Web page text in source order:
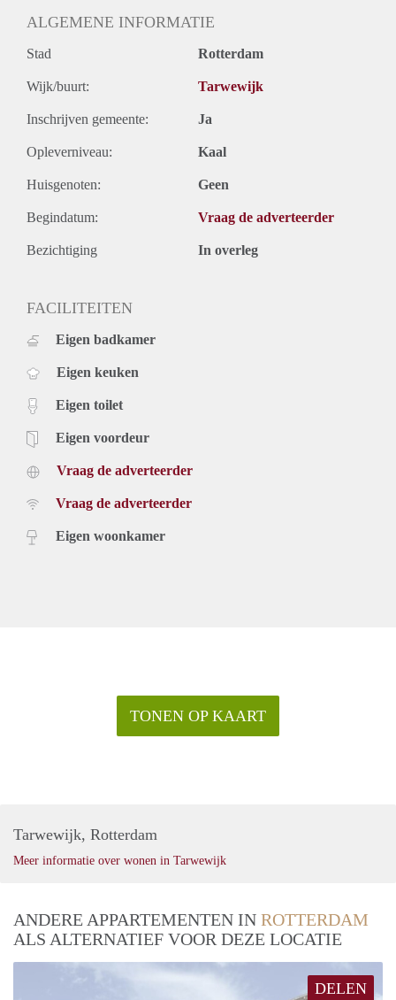
ALGEMENE INFORMATIE
Stad Rotterdam
Wijk/buurt: Tarwewijk
Inschrijven gemeente: Ja
Opleverniveau: Kaal
Huisgenoten: Geen
Begindatum: Vraag de adverteerder
Bezichtiging In overleg
FACILITEITEN
Eigen badkamer
Eigen keuken
Eigen toilet
Eigen voordeur
Vraag de adverteerder
Vraag de adverteerder
Eigen woonkamer
TONEN OP KAART
Tarwewijk, Rotterdam
Meer informatie over wonen in Tarwewijk
ANDERE APPARTEMENTEN IN ROTTERDAM
ALS ALTERNATIEF VOOR DEZE LOCATIE
DELEN